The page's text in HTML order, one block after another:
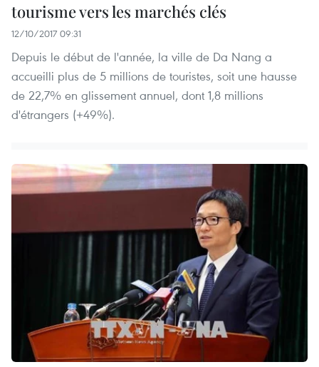
tourisme vers les marchés clés
12/10/2017 09:31
Depuis le début de l'année, la ville de Da Nang a
accueilli plus de 5 millions de touristes, soit une hausse
de 22,7% en glissement annuel, dont 1,8 millions
d'étrangers (+49%).